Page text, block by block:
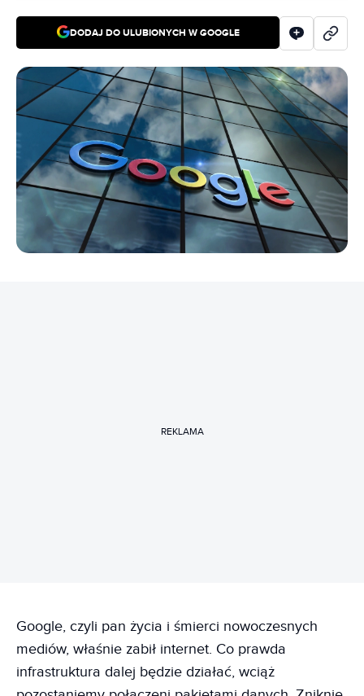
DODAJ DO ULUBIONYCH W GOOGLE
REKLAMA
Google, czyli pan życia i śmierci nowoczesnych
mediów, właśnie zabił internet. Co prawda
infrastruktura dalej będzie działać, wciąż